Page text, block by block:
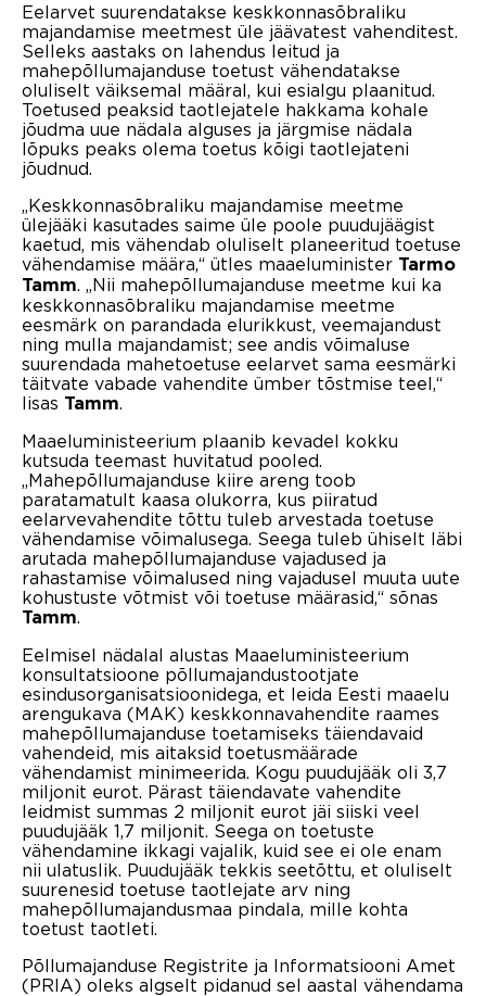
Eelarvet suurendatakse keskkonnasõbraliku
majandamise meetmest üle jäävatest vahenditest.
Selleks aastaks on lahendus leitud ja
mahepõllumajanduse toetust vähendatakse
oluliselt väiksemal määral, kui esialgu plaanitud.
Toetused peaksid taotlejatele hakkama kohale
jõudma uue nädala alguses ja järgmise nädala
lõpuks peaks olema toetus kõigi taotlejateni
jõudnud.
„Keskkonnasõbraliku majandamise meetme
ülejääki kasutades saime üle poole puudujäägist
kaetud, mis vähendab oluliselt planeeritud toetuse
vähendamise määra,“ ütles maaeluminister Tarmo
Tamm. „Nii mahepõllumajanduse meetme kui ka
keskkonnasõbraliku majandamise meetme
eesmärk on parandada elurikkust, veemajandust
ning mulla majandamist; see andis võimaluse
suurendada mahetoetuse eelarvet sama eesmärki
täitvate vabade vahendite ümber tõstmise teel,“
lisas Tamm.
Maaeluministeerium plaanib kevadel kokku
kutsuda teemast huvitatud pooled.
„Mahepõllumajanduse kiire areng toob
paratamatult kaasa olukorra, kus piiratud
eelarvevahendite tõttu tuleb arvestada toetuse
vähendamise võimalusega. Seega tuleb ühiselt läbi
arutada mahepõllumajanduse vajadused ja
rahastamise võimalused ning vajadusel muuta uute
kohustuste võtmist või toetuse määrasid,“ sõnas
Tamm.
Eelmisel nädalal alustas Maaeluministeerium
konsultatsioone põllumajandustootjate
esindusorganisatsioonidega, et leida Eesti maaelu
arengukava (MAK) keskkonnavahendite raames
mahepõllumajanduse toetamiseks täiendavaid
vahendeid, mis aitaksid toetusmäärade
vähendamist minimeerida. Kogu puudujääk oli 3,7
miljonit eurot. Pärast täiendavate vahendite
leidmist summas 2 miljonit eurot jäi siiski veel
puudujääk 1,7 miljonit. Seega on toetuste
vähendamine ikkagi vajalik, kuid see ei ole enam
nii ulatuslik. Puudujääk tekkis seetõttu, et oluliselt
suurenesid toetuse taotlejate arv ning
mahepõllumajandusmaa pindala, mille kohta
toetust taotleti.
Põllumajanduse Registrite ja Informatsiooni Amet
(PRIA) oleks algselt pidanud sel aastal vähendama